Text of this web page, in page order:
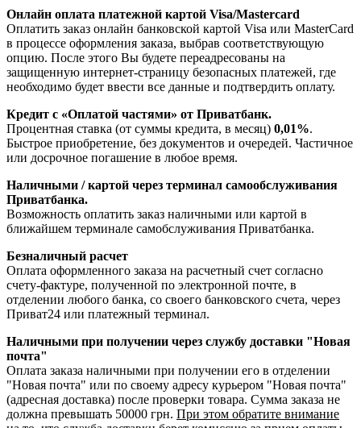
Онлайн оплата платежной картой Visa/Mastercard
Оплатить заказ онлайн банковской картой Visa или MasterCard
в процессе оформления заказа, выбрав соответствующую
опцию. После этого Вы будете переадресованы на
защищенную интернет-страницу безопасных платежей, где
необходимо будет ввести все данные и подтвердить оплату.
Кредит с «Оплатой частями» от Приватбанк.
Процентная ставка (от суммы кредита, в месяц) 0,01%.
Быстрое приобретение, без документов и очередей. Частичное
или досрочное погашение в любое время.
Наличными / картой через терминал самообслуживания
Приватбанка.
Возможность оплатить заказ наличными или картой в
ближайшем терминале самобслуживания Приватбанка.
Безналичный расчет
Оплата оформленного заказа на расчетный счет согласно
счету-фактуре, полученной по электронной почте, в
отделении любого банка, со своего банковского счета, через
Приват24 или платежный терминал.
Наличными при получении через службу доставки "Новая
почта"
Оплата заказа наличными при получении его в отделении
"Новая почта" или по своему адресу курьером "Новая почта"
(адресная доставка) после проверки товара. Сумма заказа не
должна превышать 50000 грн. При этом обратите внимание